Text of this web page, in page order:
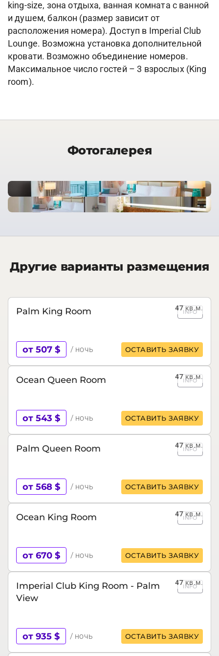
king-size, зона отдыха, ванная комната с ванной
и душем, балкон (размер зависит от
расположения номера). Доступ в Imperial Club
Lounge. Возможна установка дополнительной
кровати. Возможно объединение номеров.
Максимальное число гостей – 3 взрослых (King
room).
Фотогалерея
Другие варианты размещения
47кв.м.
Palm King Room INFO
от 507 $ / ночь ОСТАВИТЬ ЗАЯВКУ
47кв.м.
Ocean Queen Room INFO
от 543 $ / ночь ОСТАВИТЬ ЗАЯВКУ
47кв.м.
Palm Queen Room INFO
от 568 $ / ночь ОСТАВИТЬ ЗАЯВКУ
47кв.м.
Ocean King Room INFO
от 670 $ / ночь ОСТАВИТЬ ЗАЯВКУ
47кв.м.
Imperial Club King Room - Palm
View
INFO
от 935 $ / ночь ОСТАВИТЬ ЗАЯВКУ